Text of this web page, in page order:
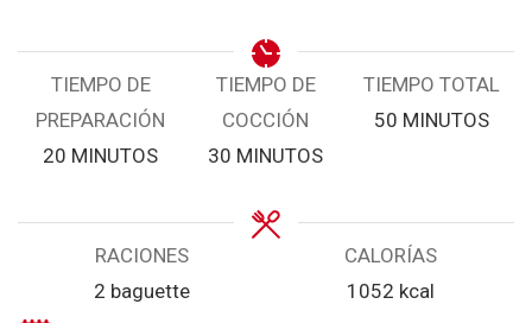
TIEMPO DE
PREPARACIÓN
20 MINUTOS
MINUTOS
TIEMPO DE
COCCIÓN
30 MINUTOS
MINUTOS
TIEMPO TOTAL
50MINUTOS
MINUTOS
RACIONES
2 baguette
CALORÍAS
1052 kcal